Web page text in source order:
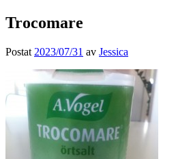
Trocomare
Postat 2023/07/31 av Jessica